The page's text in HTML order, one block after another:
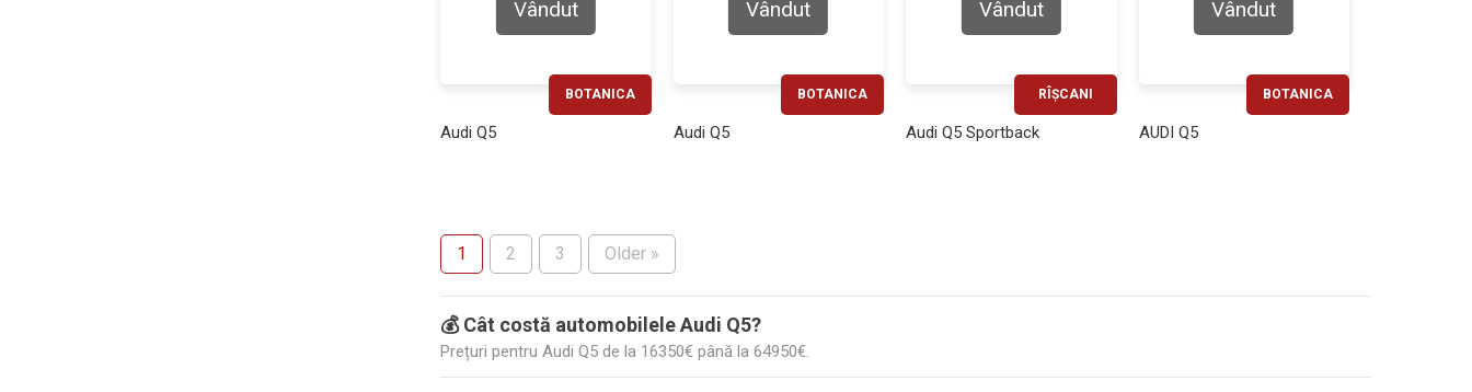
BOTANICA
Vândut
Audi Q5
BOTANICA
Vândut
Audi Q5
RÎȘCANI
RATĂ LUNARĂ
Vândut
Audi Q5 Sportback
BOTANICA
Vândut
AUDI Q5
1 2 3 Older »
💰 Cât costă automobilele Audi Q5?
Prețuri pentru Audi Q5 de la 16350€ până la 64950€.